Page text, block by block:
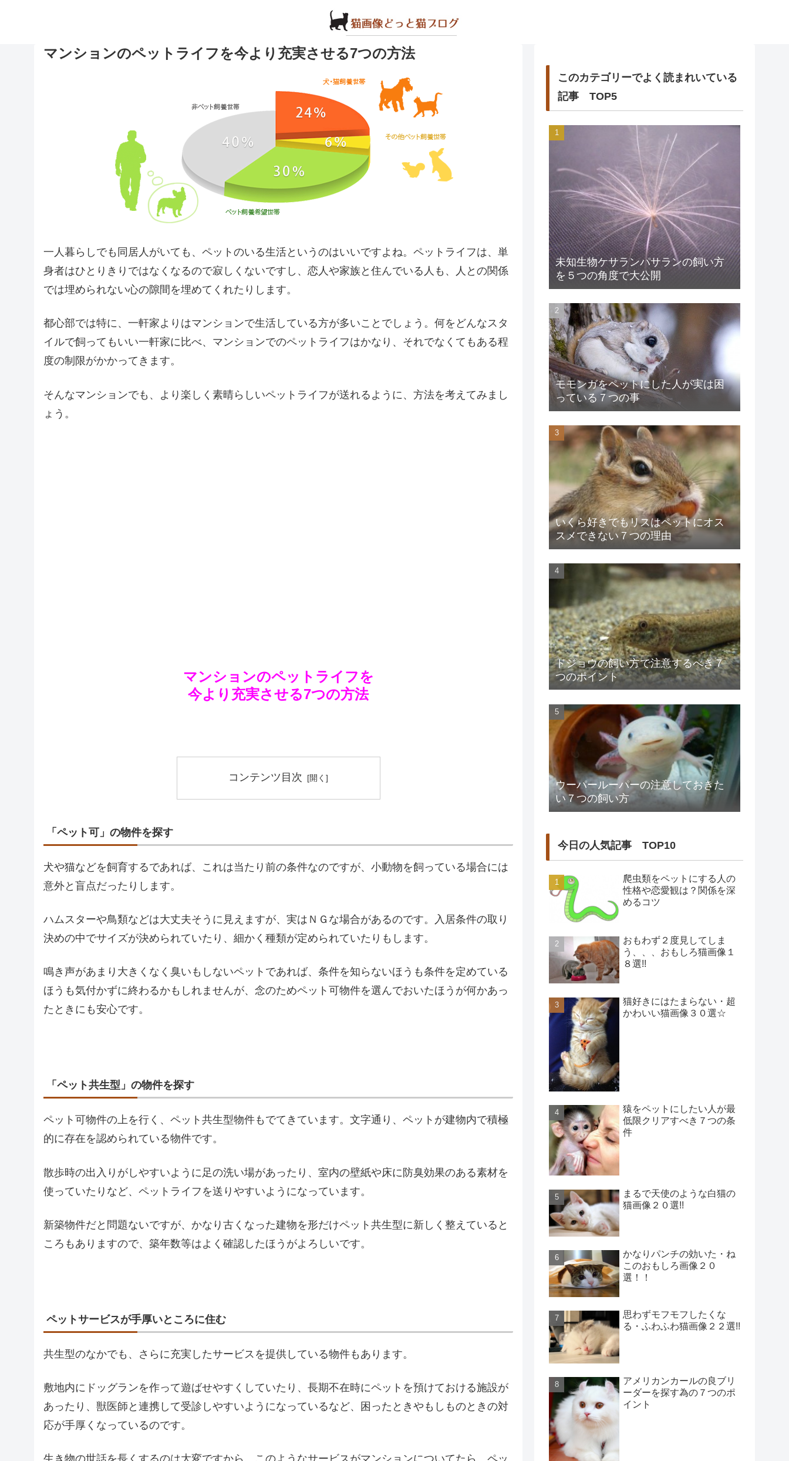
マンションのペットライフを今より充実させる7つの方法
一人暮らしでも同居人がいても、ペットのいる生活というのはいいですよね。ペットライフは、単
身者はひとりきりではなくなるので寂しくないですし、恋人や家族と住んでいる人も、人との関係
では埋められない心の隙間を埋めてくれたりします。
都心部では特に、一軒家よりはマンションで生活している方が多いことでしょう。何をどんなスタ
イルで飼ってもいい一軒家に比べ、マンションでのペットライフはかなり、それでなくてもある程
度の制限がかかってきます。
そんなマンションでも、より楽しく素晴らしいペットライフが送れるように、方法を考えてみまし
ょう。
マンションのペットライフを
今より充実させる7つの方法
コンテンツ目次
「ペット可」の物件を探す
犬や猫などを飼育するであれば、これは当たり前の条件なのですが、小動物を飼っている場合には
意外と盲点だったりします。
ハムスターや鳥類などは大丈夫そうに見えますが、実はＮＧな場合があるのです。入居条件の取り
決めの中でサイズが決められていたり、細かく種類が定められていたりもします。
鳴き声があまり大きくなく臭いもしないペットであれば、条件を知らないほうも条件を定めている
ほうも気付かずに終わるかもしれませんが、念のためペット可物件を選んでおいたほうが何かあっ
たときにも安心です。
「ペット共生型」の物件を探す
ペット可物件の上を行く、ペット共生型物件もでてきています。文字通り、ペットが建物内で積極
的に存在を認められている物件です。
散歩時の出入りがしやすいように足の洗い場があったり、室内の壁紙や床に防臭効果のある素材を
使っていたりなど、ペットライフを送りやすいようになっています。
新築物件だと問題ないですが、かなり古くなった建物を形だけペット共生型に新しく整えていると
ころもありますので、築年数等はよく確認したほうがよろしいです。
ペットサービスが手厚いところに住む
共生型のなかでも、さらに充実したサービスを提供している物件もあります。
敷地内にドッグランを作って遊ばせやすくしていたり、長期不在時にペットを預けておける施設が
あったり、獣医師と連携して受診しやすいようになっているなど、困ったときやもしものときの対
応が手厚くなっているのです。
このカテゴリーでよく読まれいている
記事 TOP5
未知生物ケサランパサランの飼い方
を５つの角度で大公開
モモンガをペットにした人が実は困
っている７つの事
いくら好きでもリスはペットにオス
スメできない７つの理由
ドジョウの飼い方で注意するべき７
つのポイント
ウーパールーパーの注意しておきた
い７つの飼い方
今日の人気記事 TOP10
爬虫類をペットにする人の
性格や恋愛観は？関係を深
めるコツ
おもわず２度見してしま
う、、、おもしろ猫画像１
８選!!
猫好きにはたまらない・超
かわいい猫画像３０選☆
猿をペットにしたい人が最
低限クリアすべき７つの条
件
まるで天使のような白猫の
猫画像２０選!!
かなりパンチの効いた・ね
このおもしろ画像２０
選！！
思わずモフモフしたくな
る・ふわふわ猫画像２２選!!
アメリカンカールの良ブリ
ーダーを探す為の７つのポ
イント